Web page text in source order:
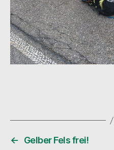
←
Gelber Fels frei!